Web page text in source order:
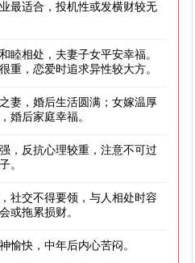
最适合，投机性或发横财较无
睦相处，夫妻子女平安幸福。
重，恋爱时追求异性较大方。
妻，婚后生活圆满；女嫁温厚
婚后家庭幸福。
，反抗心理较重，注意不可过
。
社交不得要领，与人相处时容
或拖累损财。
愉快，中年后内心苦闷。